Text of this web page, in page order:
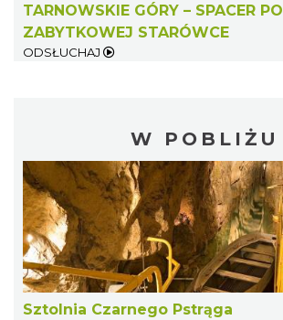
TARNOWSKIE GÓRY – SPACER PO
ZABYTKOWEJ STARÓWCE
ODSŁUCHAJ
W POBLIŻU
Sztolnia Czarnego Pstrąga